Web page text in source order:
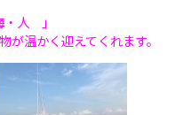
・人 」
が温かく迎えてくれます。